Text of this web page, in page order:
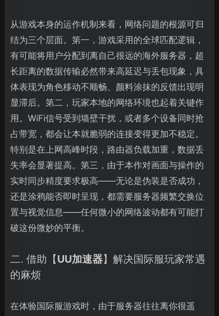
从游戏本身的运作机制来看，网络问题的根源可归
结为三个层面。第一，游戏采用的全球匹配逻辑，
有可能将用户分配到离自己很远的海外服务器，超
长距离的数据传输必然带来高延迟与丢包现象，具
体表现为角色移动不顺畅、颜料涂抹的反馈出现明
显滞后。第二，玩家本地的网络环境也起着关键作
用。WiFi信号受到墙壁干扰，或者多个设备同时抢
占带宽，都会让本就脆弱的连接变得更加不稳定。
特别是在上网高峰时段，路由器负载加重，数据丢
失率会显著提高。第三，由于本作对画面与操作的
实时同步精度要求极高——无论是伪装是否成功，
还是涂鸦能否即时呈现，都需要服务器频繁交换位
置与视觉信息——任何微小的网络波动都有可能打
破这份微妙的平衡。
二. 借助【UU加速器】解决国际服玩家常遇
的麻烦
在体验国际服游戏时，由于服务器往往离你很遥